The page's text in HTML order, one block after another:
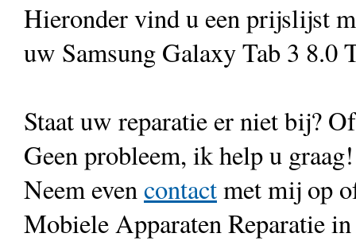
Hieronder vind u een prijslijst
uw Samsung Galaxy Tab 3 8.0
Staat uw reparatie er niet bij?
Geen probleem, ik help u graag!
Neem evencontactmet mij op
Mobiele Apparaten Reparatie